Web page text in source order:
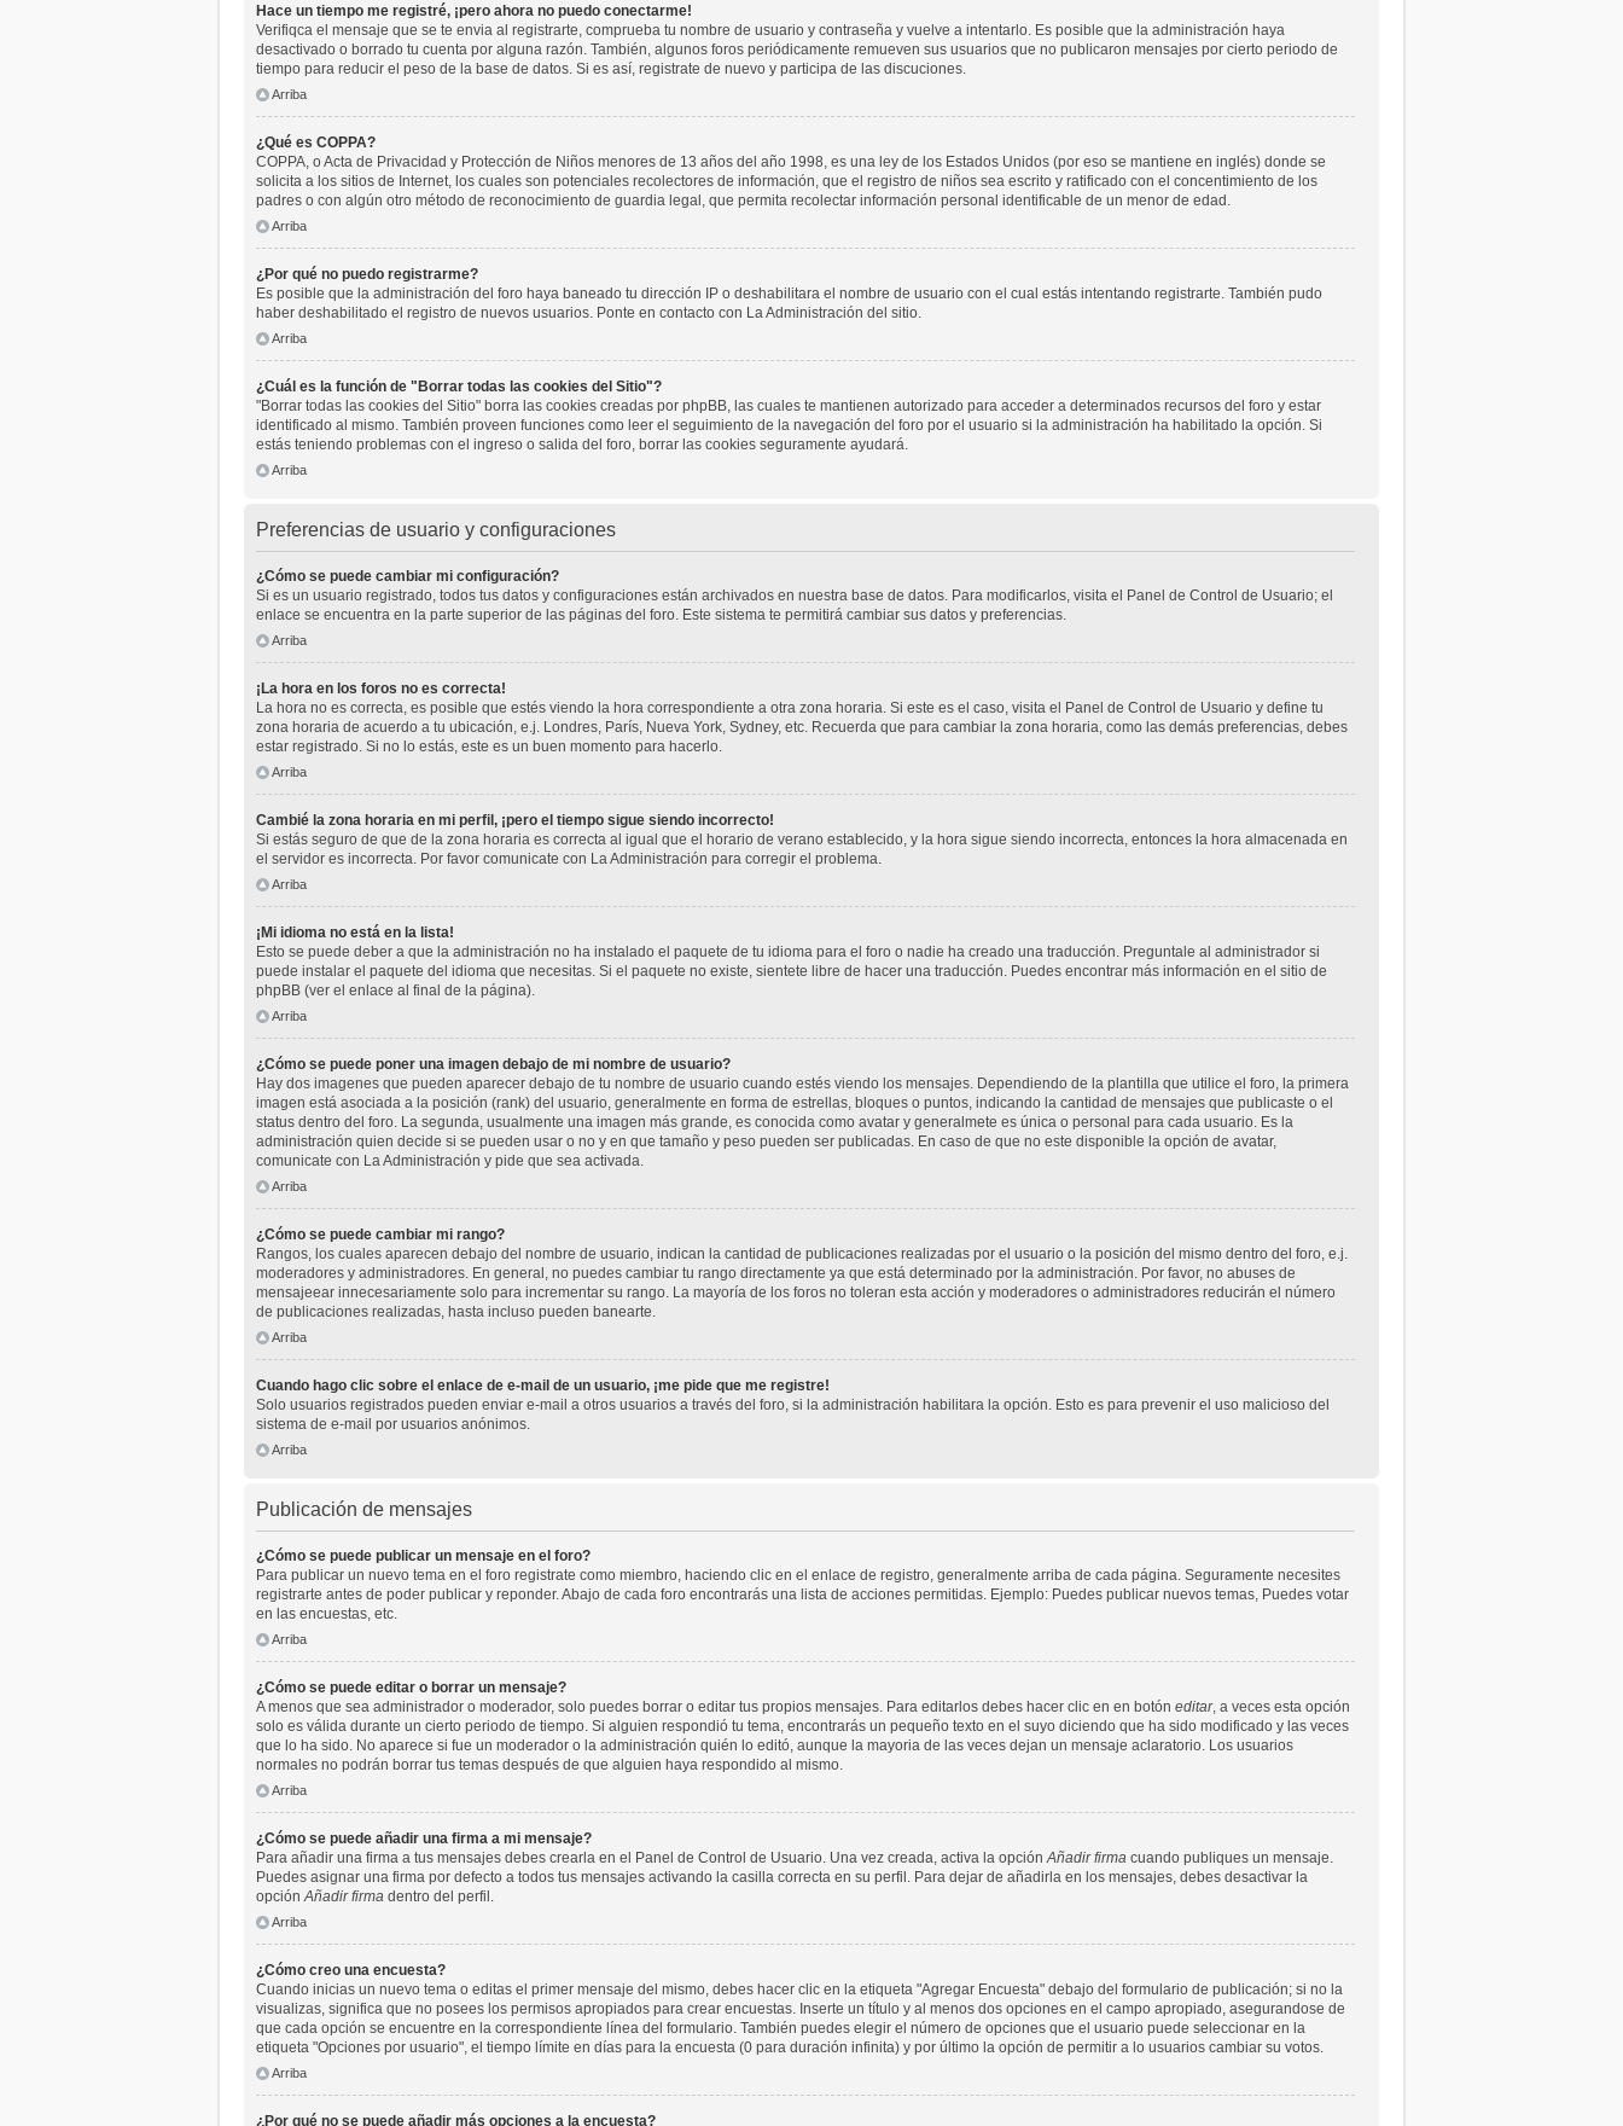
Hace un tiempo me registré, ¡pero ahora no puedo conectarme!
Verifiqca el mensaje que se te envia al registrarte, comprueba tu nombre de usuario y contraseña y vuelve a intentarlo. Es posible que la administración haya
desactivado o borrado tu cuenta por alguna razón. También, algunos foros periódicamente remueven sus usuarios que no publicaron mensajes por cierto periodo de
tiempo para reducir el peso de la base de datos. Si es así, registrate de nuevo y participa de las discuciones.
Arriba
¿Qué es COPPA?
COPPA, o Acta de Privacidad y Protección de Niños menores de 13 años del año 1998, es una ley de los Estados Unidos (por eso se mantiene en inglés) donde se
solicita a los sitios de Internet, los cuales son potenciales recolectores de información, que el registro de niños sea escrito y ratificado con el concentimiento de los
padres o con algún otro método de reconocimiento de guardia legal, que permita recolectar información personal identificable de un menor de edad.
Arriba
¿Por qué no puedo registrarme?
Es posible que la administración del foro haya baneado tu dirección IP o deshabilitara el nombre de usuario con el cual estás intentando registrarte. También pudo
haber deshabilitado el registro de nuevos usuarios. Ponte en contacto con La Administración del sitio.
Arriba
¿Cuál es la función de "Borrar todas las cookies del Sitio"?
"Borrar todas las cookies del Sitio" borra las cookies creadas por phpBB, las cuales te mantienen autorizado para acceder a determinados recursos del foro y estar
identificado al mismo. También proveen funciones como leer el seguimiento de la navegación del foro por el usuario si la administración ha habilitado la opción. Si
estás teniendo problemas con el ingreso o salida del foro, borrar las cookies seguramente ayudará.
Arriba
Preferencias de usuario y configuraciones
¿Cómo se puede cambiar mi configuración?
Si es un usuario registrado, todos tus datos y configuraciones están archivados en nuestra base de datos. Para modificarlos, visita el Panel de Control de Usuario; el
enlace se encuentra en la parte superior de las páginas del foro. Este sistema te permitirá cambiar sus datos y preferencias.
Arriba
¡La hora en los foros no es correcta!
La hora no es correcta, es posible que estés viendo la hora correspondiente a otra zona horaria. Si este es el caso, visita el Panel de Control de Usuario y define tu
zona horaria de acuerdo a tu ubicación, e.j. Londres, París, Nueva York, Sydney, etc. Recuerda que para cambiar la zona horaria, como las demás preferencias, debes
estar registrado. Si no lo estás, este es un buen momento para hacerlo.
Arriba
Cambié la zona horaria en mi perfil, ¡pero el tiempo sigue siendo incorrecto!
Si estás seguro de que de la zona horaria es correcta al igual que el horario de verano establecido, y la hora sigue siendo incorrecta, entonces la hora almacenada en
el servidor es incorrecta. Por favor comunicate con La Administración para corregir el problema.
Arriba
¡Mi idioma no está en la lista!
Esto se puede deber a que la administración no ha instalado el paquete de tu idioma para el foro o nadie ha creado una traducción. Preguntale al administrador si
puede instalar el paquete del idioma que necesitas. Si el paquete no existe, sientete libre de hacer una traducción. Puedes encontrar más información en el sitio de
phpBB (ver el enlace al final de la página).
Arriba
¿Cómo se puede poner una imagen debajo de mi nombre de usuario?
Hay dos imagenes que pueden aparecer debajo de tu nombre de usuario cuando estés viendo los mensajes. Dependiendo de la plantilla que utilice el foro, la primera
imagen está asociada a la posición (rank) del usuario, generalmente en forma de estrellas, bloques o puntos, indicando la cantidad de mensajes que publicaste o el
status dentro del foro. La segunda, usualmente una imagen más grande, es conocida como avatar y generalmete es única o personal para cada usuario. Es la
administración quien decide si se pueden usar o no y en que tamaño y peso pueden ser publicadas. En caso de que no este disponible la opción de avatar,
comunicate con La Administración y pide que sea activada.
Arriba
¿Cómo se puede cambiar mi rango?
Rangos, los cuales aparecen debajo del nombre de usuario, indican la cantidad de publicaciones realizadas por el usuario o la posición del mismo dentro del foro, e.j.
moderadores y administradores. En general, no puedes cambiar tu rango directamente ya que está determinado por la administración. Por favor, no abuses de
mensajeear innecesariamente solo para incrementar su rango. La mayoría de los foros no toleran esta acción y moderadores o administradores reducirán el número
de publicaciones realizadas, hasta incluso pueden banearte.
Arriba
Cuando hago clic sobre el enlace de e-mail de un usuario, ¡me pide que me registre!
Solo usuarios registrados pueden enviar e-mail a otros usuarios a través del foro, si la administración habilitara la opción. Esto es para prevenir el uso malicioso del
sistema de e-mail por usuarios anónimos.
Arriba
Publicación de mensajes
¿Cómo se puede publicar un mensaje en el foro?
Para publicar un nuevo tema en el foro registrate como miembro, haciendo clic en el enlace de registro, generalmente arriba de cada página. Seguramente necesites
registrarte antes de poder publicar y reponder. Abajo de cada foro encontrarás una lista de acciones permitidas. Ejemplo: Puedes publicar nuevos temas, Puedes votar
en las encuestas, etc.
Arriba
¿Cómo se puede editar o borrar un mensaje?
A menos que sea administrador o moderador, solo puedes borrar o editar tus propios mensajes. Para editarlos debes hacer clic en en botón editar, a veces esta opción
solo es válida durante un cierto periodo de tiempo. Si alguien respondió tu tema, encontrarás un pequeño texto en el suyo diciendo que ha sido modificado y las veces
que lo ha sido. No aparece si fue un moderador o la administración quién lo editó, aunque la mayoria de las veces dejan un mensaje aclaratorio. Los usuarios
normales no podrán borrar tus temas después de que alguien haya respondido al mismo.
Arriba
¿Cómo se puede añadir una firma a mi mensaje?
Para añadir una firma a tus mensajes debes crearla en el Panel de Control de Usuario. Una vez creada, activa la opción Añadir firma cuando publiques un mensaje.
Puedes asignar una firma por defecto a todos tus mensajes activando la casilla correcta en su perfil. Para dejar de añadirla en los mensajes, debes desactivar la
opción Añadir firma dentro del perfil.
Arriba
¿Cómo creo una encuesta?
Cuando inicias un nuevo tema o editas el primer mensaje del mismo, debes hacer clic en la etiqueta "Agregar Encuesta" debajo del formulario de publicación; si no la
visualizas, significa que no posees los permisos apropiados para crear encuestas. Inserte un título y al menos dos opciones en el campo apropiado, asegurandose de
que cada opción se encuentre en la correspondiente línea del formulario. También puedes elegir el número de opciones que el usuario puede seleccionar en la
etiqueta "Opciones por usuario", el tiempo límite en días para la encuesta (0 para duración infinita) y por último la opción de permitir a lo usuarios cambiar su votos.
Arriba
¿Por qué no se puede añadir más opciones a la encuesta?